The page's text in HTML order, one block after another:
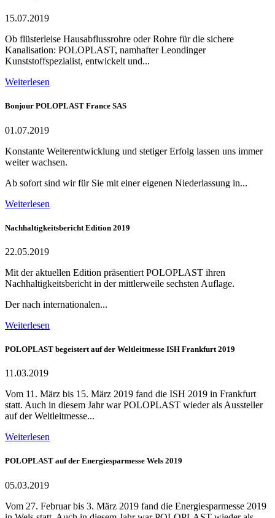
15.07.2019
Ob flüsterleise Hausabflussrohre oder Rohre für die sichere
Kanalisation: POLOPLAST, namhafter Leondinger
Kunststoffspezialist, entwickelt und...
Weiterlesen
Bonjour POLOPLAST France SAS
01.07.2019
Konstante Weiterentwicklung und stetiger Erfolg lassen uns immer
weiter wachsen.
Ab sofort sind wir für Sie mit einer eigenen Niederlassung in...
Weiterlesen
Nachhaltigkeitsbericht Edition 2019
22.05.2019
Mit der aktuellen Edition präsentiert POLOPLAST ihren
Nachhaltigkeitsbericht in der mittlerweile sechsten Auflage.
Der nach internationalen...
Weiterlesen
POLOPLAST begeistert auf der Weltleitmesse ISH Frankfurt 2019
11.03.2019
Vom 11. März bis 15. März 2019 fand die ISH 2019 in Frankfurt
statt. Auch in diesem Jahr war POLOPLAST wieder als Aussteller
auf der Weltleitmesse...
Weiterlesen
POLOPLAST auf der Energiesparmesse Wels 2019
05.03.2019
Vom 27. Februar bis 3. März 2019 fand die Energiesparmesse 2019